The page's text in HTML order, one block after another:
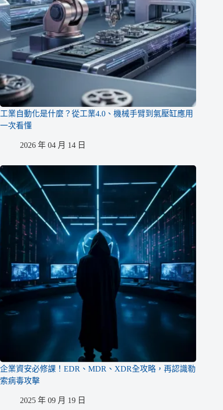
工業自動化是什麼？從工業4.0、機械手臂到氣壓缸應用
一次看懂
2026 年 04 月 14 日
企業資安必修課！EDR、MDR、XDR全攻略，再認識勒
索病毒攻擊
2025 年 09 月 19 日